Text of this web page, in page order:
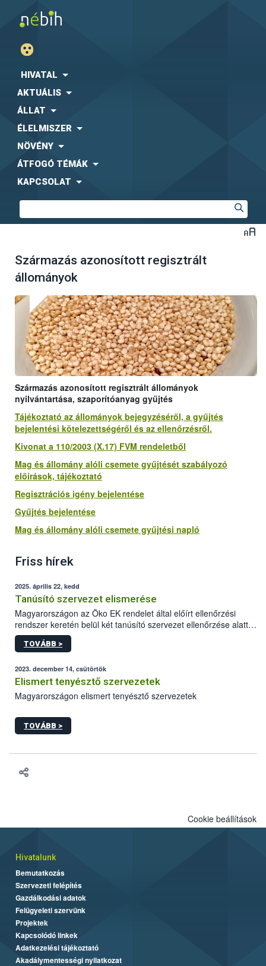
HIVATAL
AKTUÁLIS
ÁLLAT
ÉLELMISZER
NÖVÉNY
ÁTFOGÓ TÉMÁK
KAPCSOLAT
Származás azonosított regisztrált
állományok
Származás azonosított regisztrált állományok
nyilvántartása, szaporítóanyag gyűjtés
Tájékoztató az állományok bejegyzéséről, a gyűjtés
bejelentési kötelezettségéről és az ellenőrzésről.
Kivonat a 110/2003 (X.17) FVM rendeletből
Mag és állomány alóli csemete gyűjtését szabályozó
előírások, tájékoztató
Regisztrációs igény bejelentése
Gyűjtés bejelentése
Mag és állomány alóli csemete gyűjtési napló
Friss hírek
2025. április 22, kedd
Tanúsító szervezet elismerése
Magyarországon az Öko EK rendelet által előírt ellenőrzési
rendszer keretén belül két tanúsító szervezet ellenőrzése alatt
tevékenykedhetnek az ökológiai gazdálkodást folytatni kívánó
gazdálkodók. A 34/2013. VM rendelet alapján az ökológiai
tevékenység végzésére a NÉBIH jogosult tanúsító szervezetet
elismerni.
TOVÁBB >
2023. december 14, csütörtök
Elismert tenyésztő szervezetek
Magyarországon elismert tenyésztő szervezetek
TOVÁBB >
Cookie beállítások
Hivatalunk
Bemutatkozás
Szervezeti felépítés
Gazdálkodási adatok
Felügyeleti szervünk
Projektek
Kapcsolódó linkek
Adatkezelési tájékoztató
Akadálymentességi nyilatkozat